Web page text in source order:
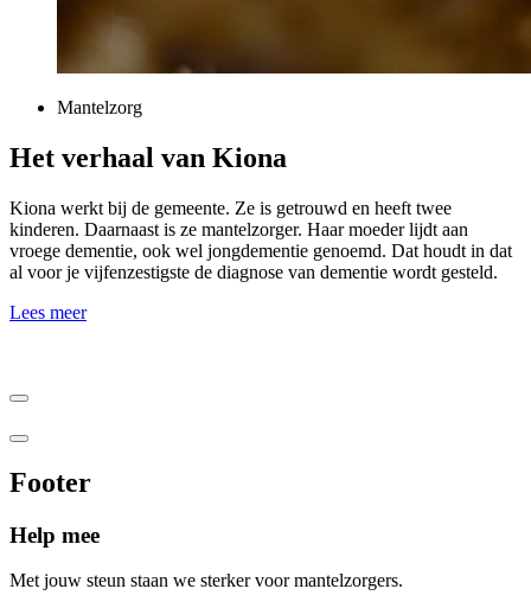
Mantelzorg
Het verhaal van Kiona
Kiona werkt bij de gemeente. Ze is getrouwd en heeft twee
kinderen. Daarnaast is ze mantelzorger. Haar moeder lijdt aan
vroege dementie, ook wel jongdementie genoemd. Dat houdt in dat
al voor je vijfenzestigste de diagnose van dementie wordt gesteld.
Lees meer
Footer
Help mee
Met jouw steun staan we sterker voor mantelzorgers.